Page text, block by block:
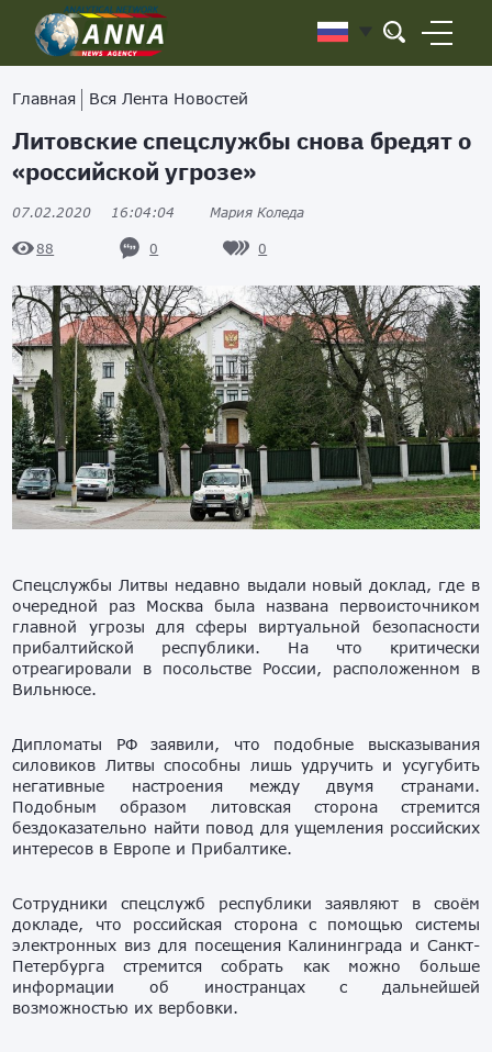
Главная Вся Лента Новостей
Литовские спецслужбы снова бредят о
«российской угрозе»
07.02.2020 16:04:04 Мария Коледа
88 0 0
Спецслужбы Литвы недавно выдали новый доклад, где в
очередной раз Москва была названа первоисточником
главной угрозы для сферы виртуальной безопасности
прибалтийской республики. На что критически
отреагировали в посольстве России, расположенном в
Вильнюсе.
Дипломаты РФ заявили, что подобные высказывания
силовиков Литвы способны лишь удручить и усугубить
негативные настроения между двумя странами.
Подобным образом литовская сторона стремится
бездоказательно найти повод для ущемления российских
интересов в Европе и Прибалтике.
Сотрудники спецслужб республики заявляют в своём
докладе, что российская сторона с помощью системы
электронных виз для посещения Калининграда и Санкт-
Петербурга стремится собрать как можно больше
информации об иностранцах с дальнейшей
возможностью их вербовки.